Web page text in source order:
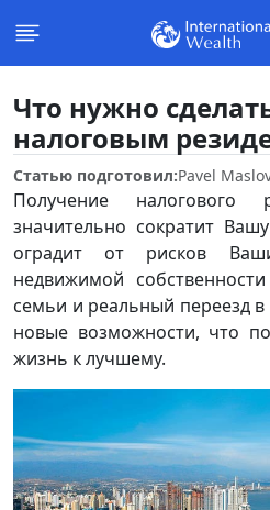
Что нужно
налоговым
Статью подготовил:Pavel
Получение налогового
значительно сократит
оградит от рисков
недвижимой
семьи и реальный переезд
новые возможности, что
жизнь к лучшему.